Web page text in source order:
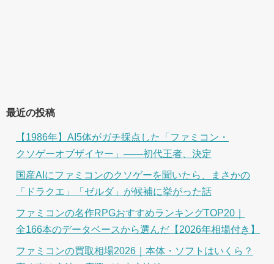
最近の投稿
【1986年】AI5体がガチ採点した「ファミコン・
クソゲーオブザイヤー」――初代王者、決定
国産AIにファミコンのクソゲーを聞いたら、まさかの
「ドラクエ」「ゼルダ」が候補に挙がった話
ファミコンの名作RPGおすすめランキングTOP20｜
全166本のデータベースから選んだ【2026年相場付き】
ファミコンの買取相場2026｜本体・ソフトはいくら？